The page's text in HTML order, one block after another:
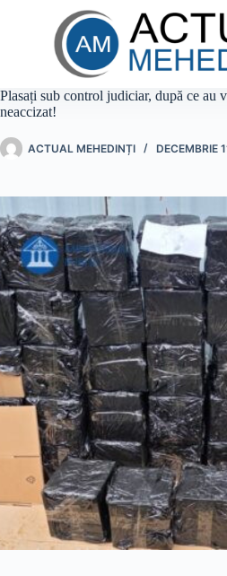
Plasați sub control judiciar, după ce au
neaccizat!
ACTUAL MEHEDINȚI DECEMBRIE